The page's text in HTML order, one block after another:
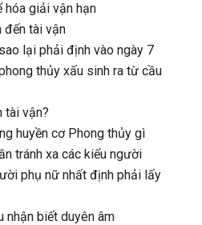
hóa giải vận hạn
đến tài vận
lại phải định vào ngày 7
thủy xấu sinh ra từ cầu
tài vận?
huyền cơ Phong thủy gì
tránh xa các kiểu người
phụ nữ nhất định phải lấy
nhận biết duyên âm